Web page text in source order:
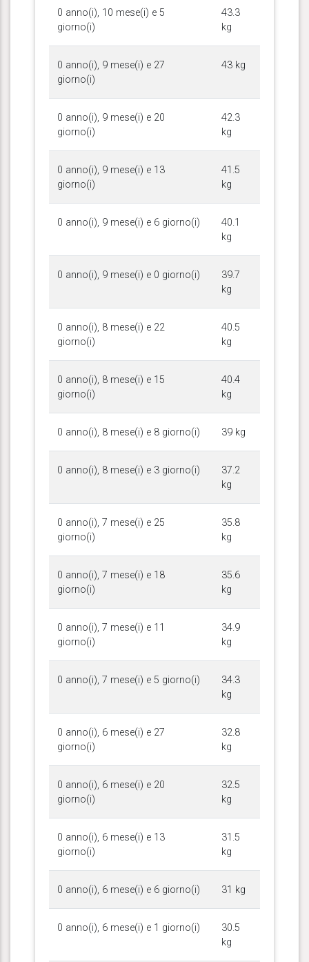
0 anno(i), 10 mese(i) e 5
giorno(i)
43.3
kg
0 anno(i), 9 mese(i) e 27
giorno(i)
43 kg
0 anno(i), 9 mese(i) e 20
giorno(i)
42.3
kg
0 anno(i), 9 mese(i) e 13
giorno(i)
41.5
kg
0 anno(i), 9 mese(i) e 6 giorno(i)
40.1
kg
0 anno(i), 9 mese(i) e 0 giorno(i)
39.7
kg
0 anno(i), 8 mese(i) e 22
giorno(i)
40.5
kg
0 anno(i), 8 mese(i) e 15
giorno(i)
40.4
kg
0 anno(i), 8 mese(i) e 8 giorno(i) 39 kg
0 anno(i), 8 mese(i) e 3 giorno(i)
37.2
kg
0 anno(i), 7 mese(i) e 25
giorno(i)
35.8
kg
0 anno(i), 7 mese(i) e 18
giorno(i)
35.6
kg
0 anno(i), 7 mese(i) e 11
giorno(i)
34.9
kg
0 anno(i), 7 mese(i) e 5 giorno(i)
34.3
kg
0 anno(i), 6 mese(i) e 27
giorno(i)
32.8
kg
0 anno(i), 6 mese(i) e 20
giorno(i)
32.5
kg
0 anno(i), 6 mese(i) e 13
giorno(i)
31.5
kg
0 anno(i), 6 mese(i) e 6 giorno(i) 31 kg
0 anno(i), 6 mese(i) e 1 giorno(i)
30.5
kg